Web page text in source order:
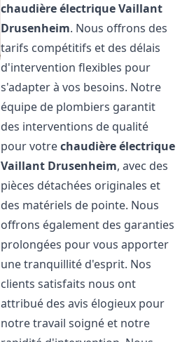
chaudière électrique Vaillant
Drusenheim. Nous offrons des
tarifs compétitifs et des délais
d'intervention flexibles pour
s'adapter à vos besoins. Notre
équipe de plombiers garantit
des interventions de qualité
pour votrechaudière électrique
Vaillant Drusenheim, avec des
pièces détachées originales et
des matériels de pointe. Nous
offrons également des garanties
prolongées pour vous apporter
une tranquillité d'esprit. Nos
clients satisfaits nous ont
attribué des avis élogieux pour
notre travail soigné et notre